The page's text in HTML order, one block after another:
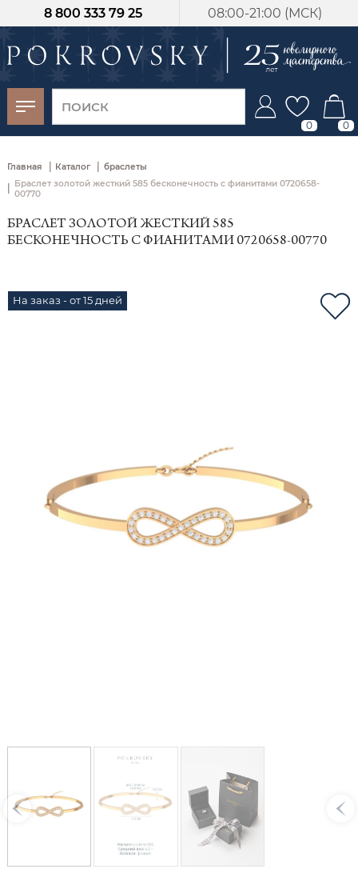
08:00-21:00 (МСК)
8 800 333 79 25
0 0
Главная | Каталог | браслеты
Браслет золотой жесткий 585 бесконечность с фианитами 0720658-
00770
БРАСЛЕТ ЗОЛОТОЙ ЖЕСТКИЙ 585
БЕСКОНЕЧНОСТЬ С ФИАНИТАМИ 0720658-00770
На заказ - от 15 дней
-30%
от 15 дней с
момента оплаты